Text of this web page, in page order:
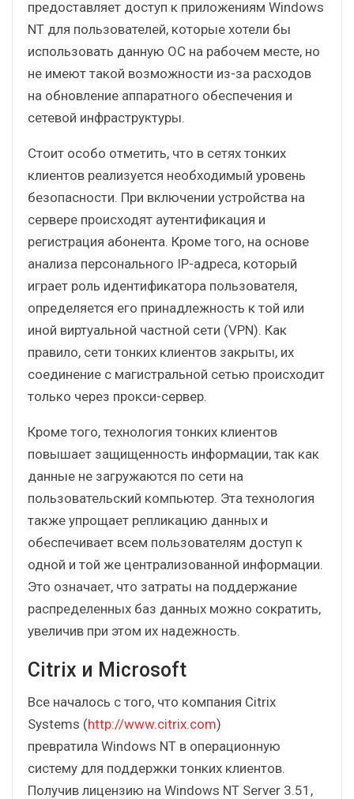
предоставляет доступ к приложениям Windows
NT для пользователей, которые хотели бы
использовать данную ОС на рабочем месте, но
не имеют такой возможности из-за расходов
на обновление аппаратного обеспечения и
сетевой инфраструктуры.
Стоит особо отметить, что в сетях тонких
клиентов реализуется необходимый уровень
безопасности. При включении устройства на
сервере происходят аутентификация и
регистрация абонента. Кроме того, на основе
анализа персонального IP-адреса, который
играет роль идентификатора пользователя,
определяется его принадлежность к той или
иной виртуальной частной сети (VPN). Как
правило, сети тонких клиентов закрыты, их
соединение с магистральной сетью происходит
только через прокси-сервер.
Кроме того, технология тонких клиентов
повышает защищенность информации, так как
данные не загружаются по сети на
пользовательский компьютер. Эта технология
также упрощает репликацию данных и
обеспечивает всем пользователям доступ к
одной и той же централизованной информации.
Это означает, что затраты на поддержание
распределенных баз данных можно сократить,
увеличив при этом их надежность.
Citrix и Microsoft
Все началось с того, что компания Citrix
Systems (http://www.citrix.com)
превратила Windows NT в операционную
систему для поддержки тонких клиентов.
Получив лицензию на Windows NT Server 3.51,